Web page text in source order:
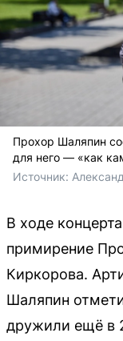
Прохор Шаляпин
для него — «как
Источник:
В ходе
примирение
Киркорова.
Шаляпин
дружили ещё в